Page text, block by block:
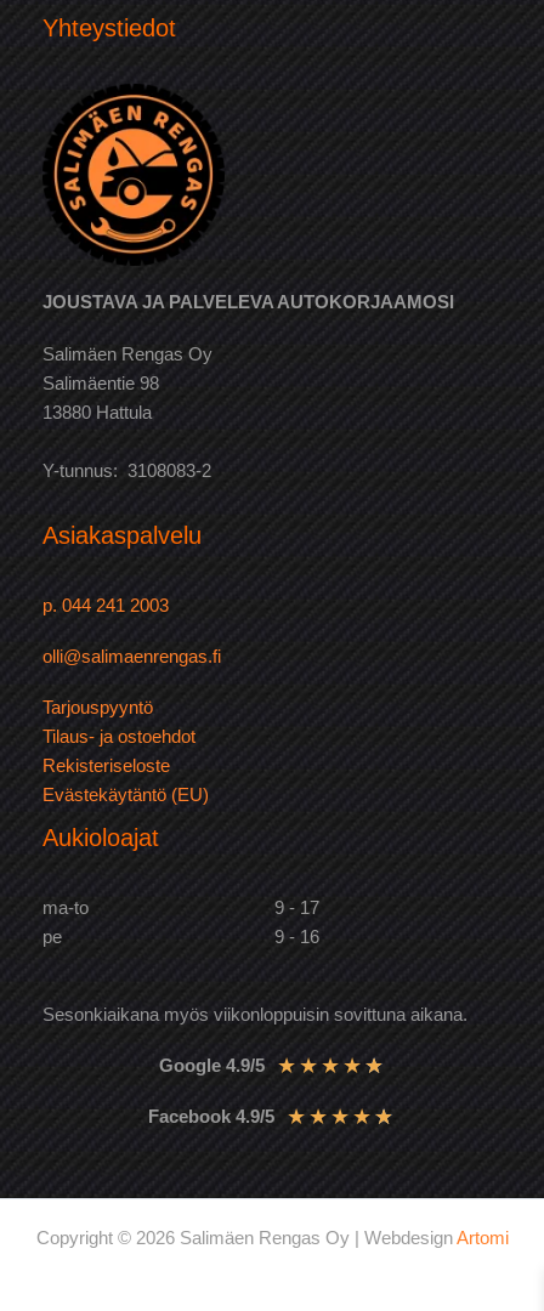
Yhteystiedot
JOUSTAVA JA PALVELEVA AUTOKORJAAMOSI
Salimäen Rengas Oy
Salimäentie 98
13880 Hattula
Y-tunnus: 3108083-2
Asiakaspalvelu
p. 044 241 2003
olli@salimaenrengas.fi
Tarjouspyyntö
Tilaus- ja ostoehdot
Rekisteriseloste
Evästekäytäntö (EU)
Aukioloajat
ma-to
9 - 17
pe
9 - 16
Sesonkiaikana myös viikonloppuisin sovittuna aikana.
Google 4.9/5 ★ ★ ★ ★ ★
Facebook 4.9/5 ★ ★★ ★ ★
Copyright © 2026 Salimäen Rengas Oy | WebdesignArtomi